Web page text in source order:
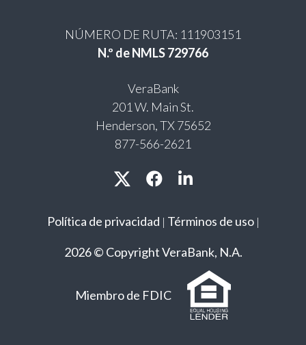
NÚMERO DE RUTA: 111903151
N.º de NMLS 729766
VeraBank
201 W. Main St.
Henderson, TX 75652
877-566-2621
Política de privacidad | Términos de uso|
2026 © Copyright VeraBank, N.A.
Miembro de FDIC